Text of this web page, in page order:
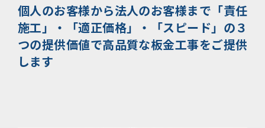
個人のお客様から法人のお客様まで 「責任
施工」・「適正価格」・「スピード」の３
つの提供価値で高品質な板金工事をご提供
します